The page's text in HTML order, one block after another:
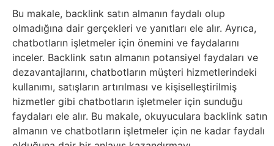
Kitap
Komedi
Kültür
Sanat
Metaverse
Bu makale, backlink satın almanın faydalı olup
olmadığına dair gerçekleri ve yanıtları ele alır. Ayrıca,
chatbotların işletmeler için önemini ve faydalarını
inceler. Backlink satın almanın potansiyel faydaları ve
dezavantajlarını, chatbotların müşteri hizmetlerindeki
kullanımı, satışların artırılması ve kişiselleştirilmiş
hizmetler gibi chatbotların işletmeler için sunduğu
faydaları ele alır. Bu makale, okuyuculara backlink satın
almanın ve chatbotların işletmeler için ne kadar faydalı